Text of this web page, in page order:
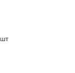
шт